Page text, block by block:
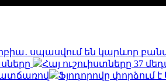
սպասվում են կարևոր
Հայ ուշուիստները 37
Ֆյոդորովը փորձում